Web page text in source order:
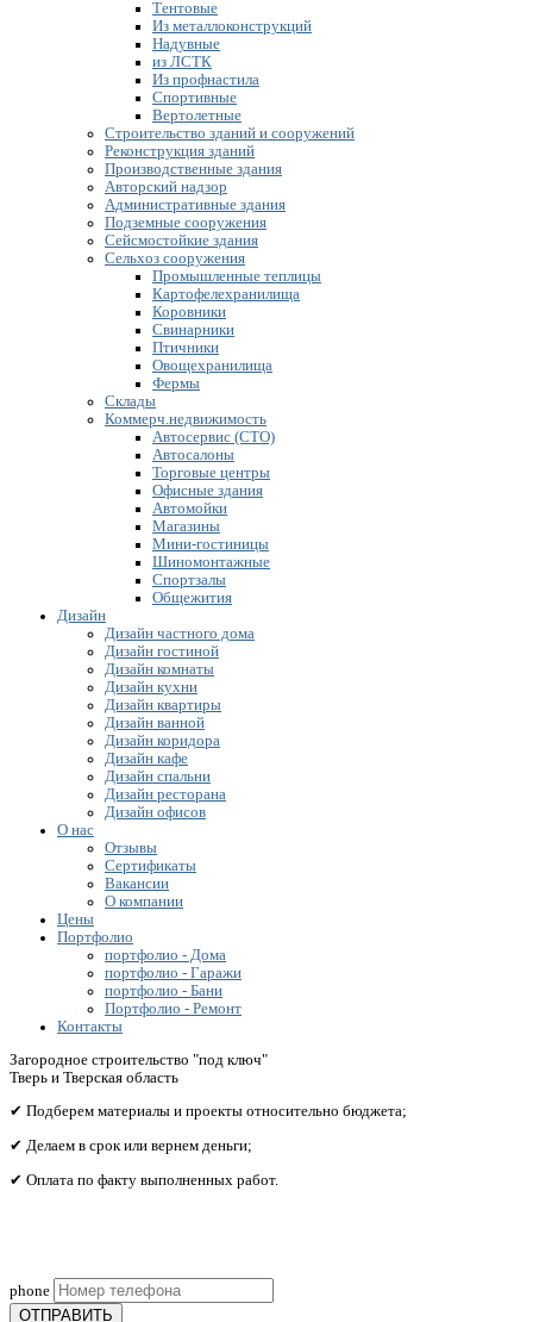
Тентовые
Из металлоконструкций
Надувные
из ЛСТК
Из профнастила
Спортивные
Вертолетные
Строительство зданий и сооружений
Реконструкция зданий
Производственные здания
Авторский надзор
Административные здания
Подземные сооружения
Сейсмостойкие здания
Сельхоз сооружения
Промышленные теплицы
Картофелехранилища
Коровники
Свинарники
Птичники
Овощехранилища
Фермы
Склады
Коммерч.недвижимость
Автосервис (СТО)
Автосалоны
Торговые центры
Офисные здания
Автомойки
Магазины
Мини-гостиницы
Шиномонтажные
Спортзалы
Общежития
Дизайн
Дизайн частного дома
Дизайн гостиной
Дизайн комнаты
Дизайн кухни
Дизайн квартиры
Дизайн ванной
Дизайн коридора
Дизайн кафе
Дизайн спальни
Дизайн ресторана
Дизайн офисов
О нас
Отзывы
Сертификаты
Вакансии
О компании
Цены
Портфолио
портфолио - Дома
портфолио - Гаражи
портфолио - Бани
Портфолио - Ремонт
Контакты
Загородное строительство "под ключ"
Тверь и Тверская область
✔ Подберем материалы и проекты относительно бюджета;
✔ Делаем в срок или вернем деньги;
✔ Оплата по факту выполненных работ.
phone
ОТПРАВИТЬ